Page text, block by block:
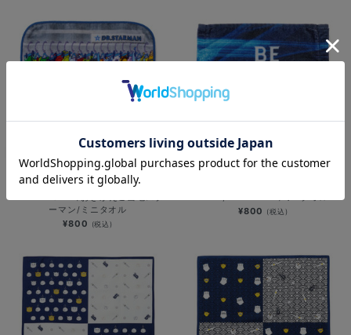
横浜DeNAベイスターズ 15th
ーマン/ミニタオル
¥800 (税込)
¥800 (税込)